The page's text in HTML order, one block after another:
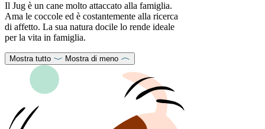
Il Jug è un cane molto attaccato alla famiglia.
Ama le coccole ed è costantemente alla ricerca
di affetto. La sua natura docile lo rende ideale
per la vita in famiglia.
Mostra tutto Mostra di meno